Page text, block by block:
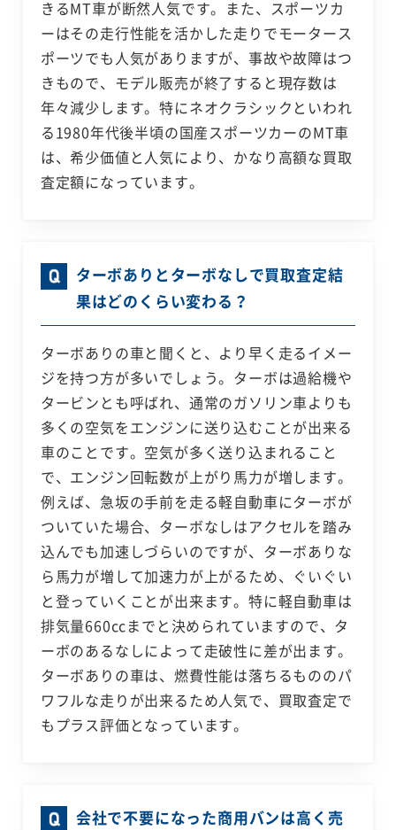
きるMT車が断然人気です。また、スポーツカ
ーはその走行性能を活かした走りでモータース
ポーツでも人気がありますが、事故や故障はつ
きもので、モデル販売が終了すると現存数は
年々減少します。特にネオクラシックといわれ
る1980年代後半頃の国産スポーツカーのMT車
は、希少価値と人気により、かなり高額な買取
査定額になっています。
ターボありとターボなしで買取査定結
果はどのくらい変わる？
ターボありの車と聞くと、より早く走るイメー
ジを持つ方が多いでしょう。ターボは過給機や
タービンとも呼ばれ、通常のガソリン車よりも
多くの空気をエンジンに送り込むことが出来る
車のことです。空気が多く送り込まれること
で、エンジン回転数が上がり馬力が増します。
例えば、急坂の手前を走る軽自動車にターボが
ついていた場合、ターボなしはアクセルを踏み
込んでも加速しづらいのですが、ターボありな
ら馬力が増して加速力が上がるため、ぐいぐい
と登っていくことが出来ます。特に軽自動車は
排気量660ccまでと決められていますので、タ
ーボのあるなしによって走破性に差が出ます。
ターボありの車は、燃費性能は落ちるもののパ
ワフルな走りが出来るため人気で、買取査定で
もプラス評価となっています。
会社で不要になった商用バンは高く売